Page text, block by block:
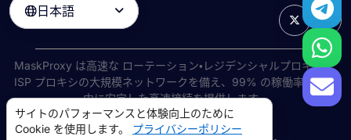
日本語 
MaskProxy は高速な ローテーション・レジデンシャルプロキシと
ISP プロキシの大規模ネットワークを備え、99% の稼働率で世界
中に安定した高速接続を提供します。
©2026 AIWAY LIMITED. 無断転載を禁じます.
サイトのパフォーマンスと体験向上のために
Cookie を使用します。 プライバシーポリシー